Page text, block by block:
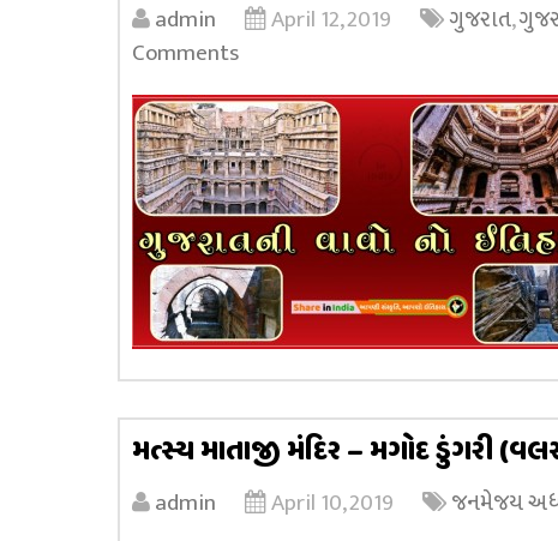
admin April 12, 2019 ગુજરાત,
Comments
મત્સ્ય માતાજી મંદિર – મગોદ ડુંગરી
admin April 10, 2019 જનમેજય